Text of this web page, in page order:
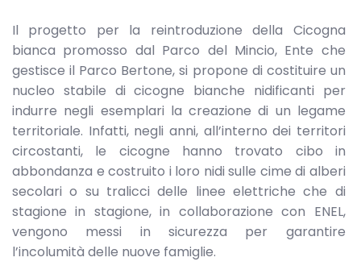
Il progetto per la reintroduzione della Cicogna
bianca promosso dal Parco del Mincio, Ente che
gestisce il Parco Bertone, si propone di costituire un
nucleo stabile di cicogne bianche nidificanti per
indurre negli esemplari la creazione di un legame
territoriale. Infatti, negli anni, all’interno dei territori
circostanti, le cicogne hanno trovato cibo in
abbondanza e costruito i loro nidi sulle cime di alberi
secolari o su tralicci delle linee elettriche che di
stagione in stagione, in collaborazione con ENEL,
vengono messi in sicurezza per garantire
l’incolumità delle nuove famiglie.